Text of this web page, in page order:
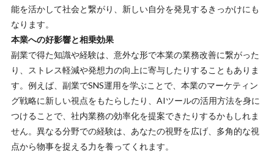
能を活かして社会と繋がり、新しい自分を発見するきっかけにも
なります。
本業への好影響と相乗効果
副業で得た知識や経験は、意外な形で本業の業務改善に繋がった
り、ストレス軽減や発想力の向上に寄与したりすることもありま
す。例えば、副業でSNS運用を学ぶことで、本業のマーケティン
グ戦略に新しい視点をもたらしたり、AIツールの活用方法を身に
つけることで、社内業務の効率化を提案できたりするかもしれま
せん。異なる分野での経験は、あなたの視野を広げ、多角的な視
点から物事を捉える力を養ってくれます。